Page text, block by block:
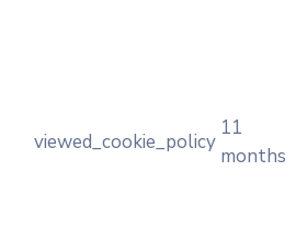
viewed_cookie_policy
11
months